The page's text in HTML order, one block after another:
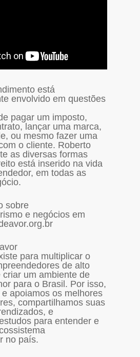
está
envolvido em questões
pagar um imposto,
lançar uma marca,
ou mesmo fazer uma
o cliente. Roberto
as diversas formas
está inserido na vida
em todas as
sobre
e negócios em
para multiplicar o
de alto
criar um ambiente de
para o Brasil. Por isso,
apoiamos os melhores
compartilhamos suas
e
para entender e
no país.